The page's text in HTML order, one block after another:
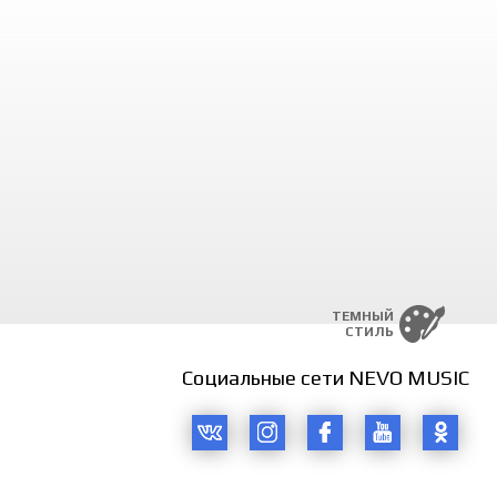
taqdirning hukmiga Doim so’zsizman, yolg’izman,
roziman, Ojizman, yolg’ziman
ТЕМНЫЙ
СТИЛЬ
Социальные сети NEVO MUSIC